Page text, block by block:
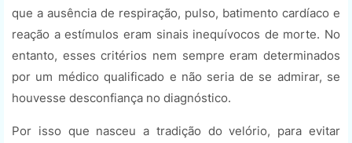
que a ausência de respiração, pulso, batimento cardíaco e
reação a estímulos eram sinais inequívocos de morte. No
entanto, esses critérios nem sempre eram determinados
por um médico qualificado e não seria de se admirar, se
houvesse desconfiança no diagnóstico.
Por isso que nasceu a tradição do velório, para evitar